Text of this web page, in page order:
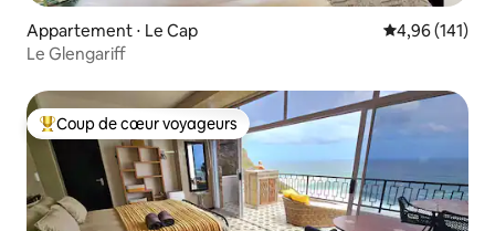
Appartement ⋅ Le Cap Évaluation
4,96 (141)
Le Glengariff
Coups de cœur voyageurs les plus appréciés
Coup de cœur voyageurs